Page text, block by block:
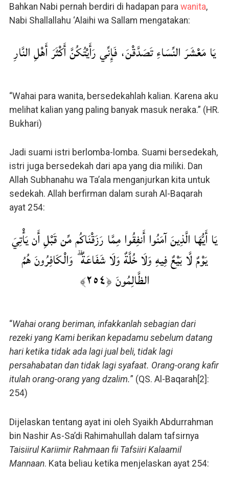
Bahkan Nabi pernah berdiri di hadapan para wanita,
Nabi Shallallahu ‘Alaihi wa Sallam mengatakan:
يَا مَعْشَرَ النِّسَاءِ تَصَدَّقْنَ، فَإِنِّي رَأَيْتُكُنَّ أَكْثَرَ أَهْلِ النَّارِ
“Wahai para wanita, bersedekahlah kalian. Karena aku
melihat kalian yang paling banyak masuk neraka.” (HR.
Bukhari)
Jadi suami istri berlomba-lomba. Suami bersedekah,
istri juga bersedekah dari apa yang dia miliki. Dan
Allah Subhanahu wa Ta’ala menganjurkan kita untuk
sedekah. Allah berfirman dalam surah Al-Baqarah
ayat 254:
يَا أَيُّهَا الَّذِينَ آمَنُوا أَنفِقُوا مِمَّا رَزَقْنَاكُم مِّن قَبْلِ أَن يَأْتِيَ
يَوْمٌ لَّا بَيْعٌ فِيهِ وَلَا خُلَّةٌ وَلَا شَفَاعَةٌ ۗ وَالْكَافِرُونَ هُمُ
الظَّالِمُونَ ﴿٢٥٤﴾
“Wahai orang beriman, infakkanlah sebagian dari
rezeki yang Kami berikan kepadamu sebelum datang
hari ketika tidak ada lagi jual beli, tidak lagi
persahabatan dan tidak lagi syafaat. Orang-orang kafir
itulah orang-orang yang dzalim.” (QS. Al-Baqarah[2]:
254)
Dijelaskan tentang ayat ini oleh Syaikh Abdurrahman
bin Nashir As-Sa’di Rahimahullah dalam tafsirnya
Taisiirul Kariimir Rahmaan fii Tafsiiri Kalaamil
Mannaan. Kata beliau ketika menjelaskan ayat 254: